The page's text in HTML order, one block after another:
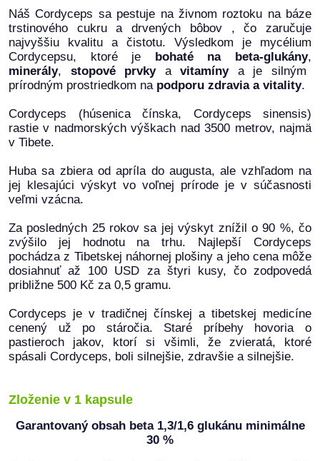
Náš Cordyceps sa pestuje na živnom roztoku na báze
trstinového cukru a drvených bôbov , čo zaručuje
najvyššiu kvalitu a čistotu. Výsledkom je mycélium
Cordycepsu, ktoré je bohaté na beta-glukány,
minerály, stopové prvky a vitamíny a je silným
prírodným prostriedkom na podporu zdravia a vitality.
Cordyceps (húsenica čínska, Cordyceps sinensis)
rastie v nadmorských výškach nad 3500 metrov, najmä
v Tibete.
Huba sa zbiera od apríla do augusta, ale vzhľadom na
jej klesajúci výskyt vo voľnej prírode je v súčasnosti
veľmi vzácna.
Za posledných 25 rokov sa jej výskyt znížil o 90 %, čo
zvýšilo jej hodnotu na trhu. Najlepší Cordyceps
pochádza z Tibetskej náhornej plošiny a jeho cena môže
dosiahnuť až 100 USD za štyri kusy, čo zodpovedá
približne 500 Kč za 0,5 gramu.
Cordyceps je v tradičnej čínskej a tibetskej medicíne
cenený už po stáročia. Staré príbehy hovoria o
pastieroch jakov, ktorí si všimli, že zvieratá, ktoré
spásali Cordyceps, boli silnejšie, zdravšie a silnejšie.
Zloženie v 1 kapsule
Garantovaný obsah beta 1,3/1,6 glukánu minimálne
30 %